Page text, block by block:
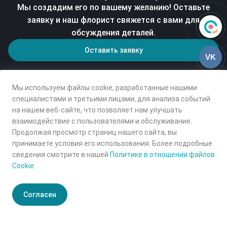
VK
Мы создадим его по вашему желанию! Оставьте
заявку и наш флорист свяжется с вами для
обсуждения деталей.
Оставить заявку
© 2025 Первый Цветочный, Все права защищены
Мы используем файлы cookie, разработанные нашими
специалистами и третьими лицами, для анализа событий
на нашем веб-сайте, что позволяет нам улучшать
взаимодействие с пользователями и обслуживание.
Продолжая просмотр страниц нашего сайта, вы
принимаете условия его использования. Более подробные
сведения смотрите в нашей Политике в отношении файлов
Cookie
Согласен